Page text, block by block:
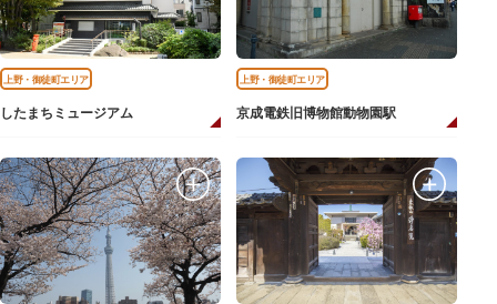
上野・御徒町エリア
したまちミュージアム
上野・御徒町エリア
京成電鉄旧博物館動物園駅